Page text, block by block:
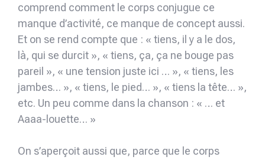
comprend comment le corps conjugue ce
manque d’activité, ce manque de concept aussi.
Et on se rend compte que : « tiens, il y a le dos,
là, qui se durcit », « tiens, ça, ça ne bouge pas
pareil », « une tension juste ici … », « tiens, les
jambes… », « tiens, le pied… », « tiens la tête… »,
etc. Un peu comme dans la chanson : « … et
Aaaa-louette… »
On s’aperçoit aussi que, parce que le corps